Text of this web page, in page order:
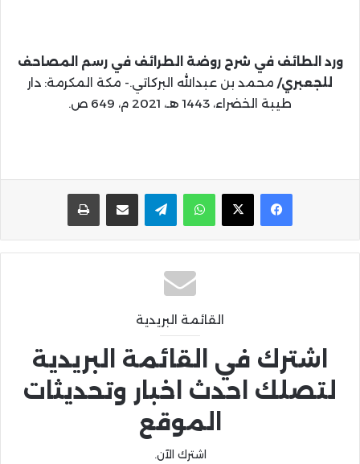
ورد الطائف في شرح روضة الطرائف في رسم المصاحف
للجعبري/ محمد بن عبدالله البركاتي.- مكة المكرمة: دار
طيبة الخضراء، 1443 هـ، 2021 م، 649 ص.
واتساب تيلقرام مشاركة عبر البريد
القائمة البريدية
اشترك في القائمة البريدية
لتصلك احدث اخبار وتحديثات
الموقع
اشترك الآن.